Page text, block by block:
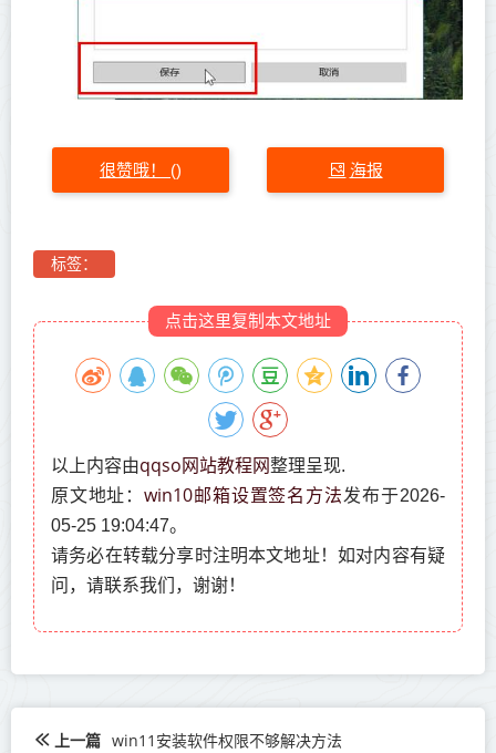
很赞哦！ () 海报
标签：
点击这里复制本文地址
以上内容由qqso网站教程网整理呈现.
原文地址： win10邮箱设置签名方法发布于2026-
05-25 19:04:47。
请务必在转载分享时注明本文地址！如对内容有疑
问，请联系我们，谢谢！
上一篇 win11安装软件权限不够解决方法